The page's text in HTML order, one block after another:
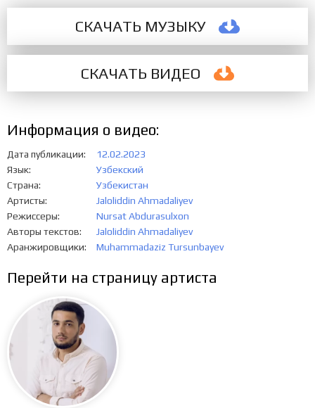
СКАЧАТЬ МУЗЫКУ
СКАЧАТЬ ВИДЕО
Информация о видео:
Дата публикации
12.02.2023
Язык
Узбекский
Страна
Узбекистан
Артисты
Jaloliddin Ahmadaliyev
Режиссеры
Nursat Abdurasulxon
Авторы текстов
Jaloliddin Ahmadaliyev
Аранжировщики
Muhammadaziz Tursunbayev
Перейти на страницу артиста